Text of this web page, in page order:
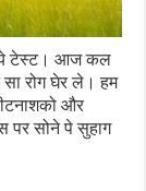
ये टेस्ट। आज कल
रोग घेर ले। हम
और
पर सोने पे सुहाग